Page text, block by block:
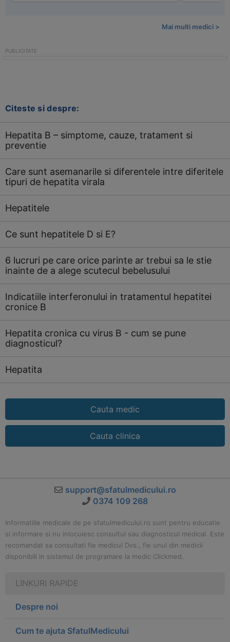
Mai multi medici >
Citeste si despre:
Hepatita B – simptome, cauze, tratament si
preventie
Care sunt asemanarile si diferentele intre diferitele
tipuri de hepatita virala
Hepatitele
Ce sunt hepatitele D si E?
6 lucruri pe care orice parinte ar trebui sa le stie
inainte de a alege scutecul bebelusului
Indicatiile interferonului in tratamentul hepatitei
cronice B
Hepatita cronica cu virus B - cum se pune
diagnosticul?
Hepatita
Cauta medic
Cauta clinica
support@sfatulmedicului.ro
0374 109 268
Informatiile medicale de pe sfatulmedicului.ro sunt pentru educatie
si informare si nu inlocuiesc consultul sau diagnosticul medical. Este
recomandat sa consultati fie medicul Dvs., fie unul din medicii
disponibili in sistemul de programare la medic Clickmed.
LINKURI RAPIDE
Despre noi
Cum te ajuta SfatulMedicului